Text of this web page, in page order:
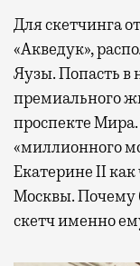
Для скетчинга
«Акведук»,
Яузы. Попасть в
премиального
проспекте
«миллионного
Екатерине II как
Москвы. Почему
скетч именно